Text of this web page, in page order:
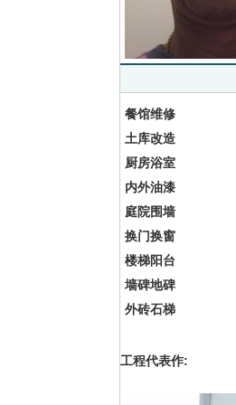
餐馆维修
土库改造
厨房浴室
内外油漆
庭院围墙
换门换窗
楼梯阳台
墙碑地碑
外砖石梯
工程代表作: